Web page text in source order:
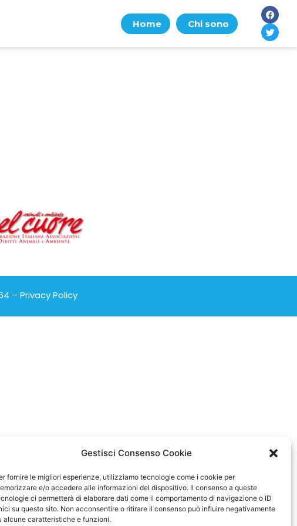
Gestisci Consenso Cookie
fornire le migliori esperienze, utilizziamo tecnologie come i cookie per
e/o accedere alle informazioni del dispositivo. Il consenso a queste
ci permetterà di elaborare dati come il comportamento di navigazione o ID
su questo sito. Non acconsentire o ritirare il consenso può influire negativamente
alcune caratteristiche e funzioni.
Home Chi sono
–Privacy Policy